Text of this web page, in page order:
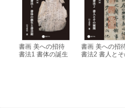
書画 美への招待
書法1 書体の誕生
書画 美への招
書法2 書人と